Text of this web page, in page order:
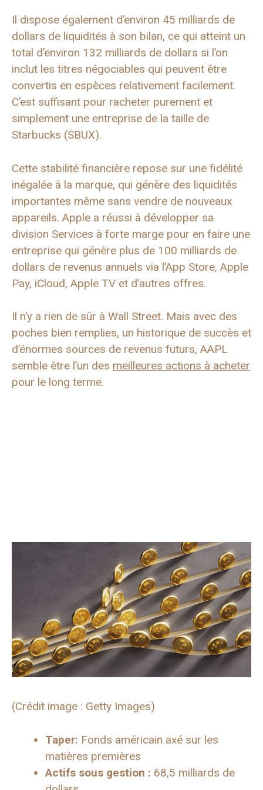
Il dispose également d’environ 45 milliards de
dollars de liquidités à son bilan, ce qui atteint un
total d’environ 132 milliards de dollars si l’on
inclut les titres négociables qui peuvent être
convertis en espèces relativement facilement.
C’est suffisant pour racheter purement et
simplement une entreprise de la taille de
Starbucks (SBUX).
Cette stabilité financière repose sur une fidélité
inégalée à la marque, qui génère des liquidités
importantes même sans vendre de nouveaux
appareils. Apple a réussi à développer sa
division Services à forte marge pour en faire une
entreprise qui génère plus de 100 milliards de
dollars de revenus annuels via l’App Store, Apple
Pay, iCloud, Apple TV et d’autres offres.
Il n’y a rien de sûr à Wall Street. Mais avec des
poches bien remplies, un historique de succès et
d’énormes sources de revenus futurs, AAPL
semble être l’un des meilleures actions à acheter
pour le long terme.
(Crédit image : Getty Images)
Taper: Fonds américain axé sur les
matières premières
Actifs sous gestion : 68,5 milliards de